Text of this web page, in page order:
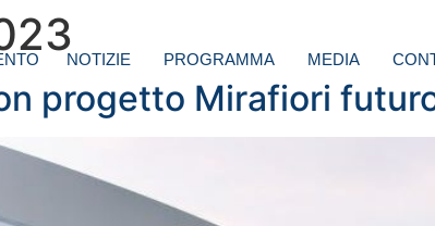
NOTIZIE PROGRAMMA MEDIA
progetto Mirafiori